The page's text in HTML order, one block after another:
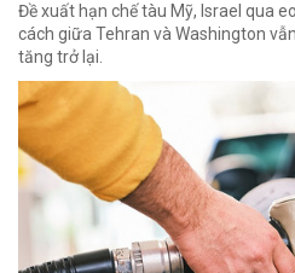
Đề xuất hạn chế tàu Mỹ, Israel qua
cách giữa Tehran và Washington
tăng trở lại.